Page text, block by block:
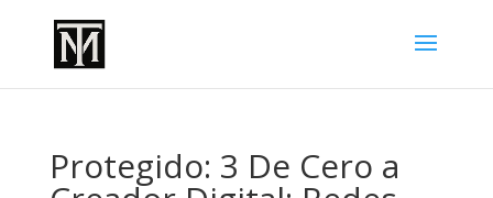
Protegido: 3 De Cero a